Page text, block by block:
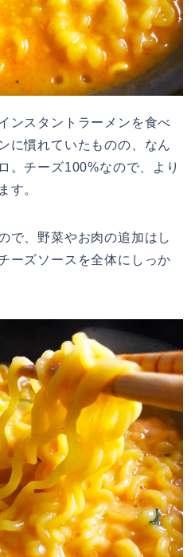
ンスタントラーメンを食べ
に慣れていたものの、なん
。チーズ100%なので、より
す。
で、野菜やお肉の追加はし
ーズソースを全体にしっか